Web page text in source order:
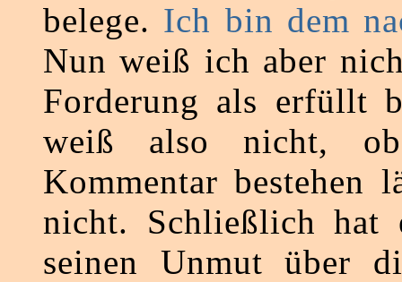
belege. Ich bin dem
Nun weiß ich aber
Forderung als erfüllt
weiß also nicht,
Kommentar bestehen
nicht. Schließlich hat
seinen Unmut über